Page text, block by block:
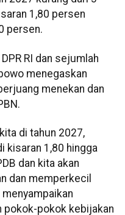
1,80 persen
persen.
RI dan sejumlah
menegaskan
menekan dan
di tahun 2027,
kisaran 1,80 hingga
dan kita akan
dan memperkecil
pokok-pokok kebijakan